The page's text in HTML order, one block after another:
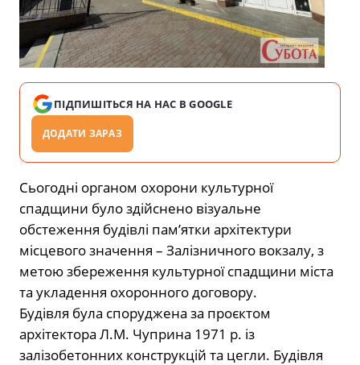
ПІДПИШІТЬСЯ НА НАС В GOOGLE
ДОДАТИ ЗАРАЗ
Сьогодні органом охорони культурної
спадщини було здійснено візуальне
обстеження будівлі пам’ятки архітектури
місцевого значення – Залізничного вокзалу, з
метою збереження культурної спадщини міста
та укладення охоронного договору.
Будівля була споруджена за проєктом
архітектора Л.М. Чуприна 1971 р. із
залізобетонних конструкцій та цегли. Будівля